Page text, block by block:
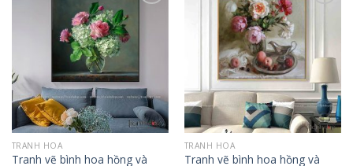
TRANH HOA
Tranh vẽ bình hoa hồng và
TRANH HOA
Tranh vẽ bình hoa hồng và